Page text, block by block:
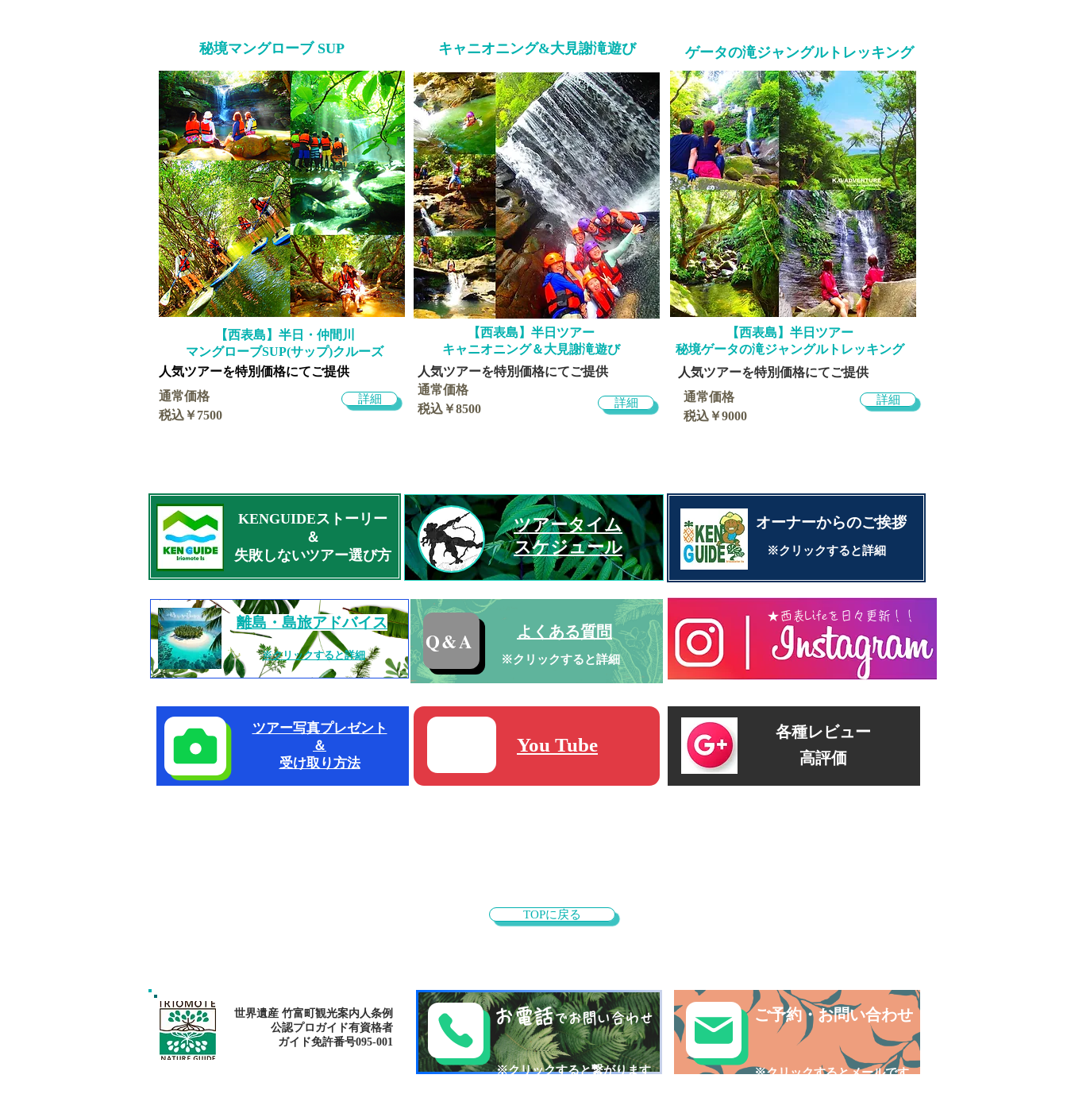
キャニオニング&大見謝滝遊び
​【西表島】半日ツアー
キャニオニング＆大見謝滝遊び
​人気ツアーを特別価格にてご提供
通常価格
税込￥8500
詳細
秘境マングローブ SUP
【西表島】半日・仲間川
マングローブSUP(サップ)クルーズ
​人気ツアーを特別価格にてご提供
通常価格
税込￥7500
詳細
ゲータの滝ジャングルトレッキング
​【西表島】半日ツアー
秘境ゲータの滝ジャングルトレッキング
​人気ツアーを特別価格にてご提供
通常価格
税込￥9000
詳細
ツアータイム
スケジュール
​オーナーからのご挨拶
​※クリックすると詳細
​離島・島旅アドバイス
​※クリックすると詳細
Q&A ​よくある質問
​※クリックすると詳細
​★西表Lifeを日々更新！！
​ツアー写真プレゼント
​＆
受け取り方法
You Tube​
各種レビュー
高評価
KENGUIDEストーリー
​＆
失敗しないツアー選び方
TOPに戻る
世界遺産 竹富町観光案内人条例
公認プロガイド有資格者
​ガイド免許番号095-001​​
お電話でお問い合わせ
​※クリックすると繋がります
ご予約・お問い合わせ
​※クリックするとメールです